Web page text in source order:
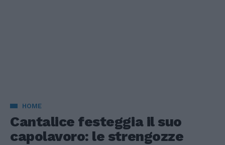
HOME
Cantalice festeggia il suo
capolavoro: le strengozze